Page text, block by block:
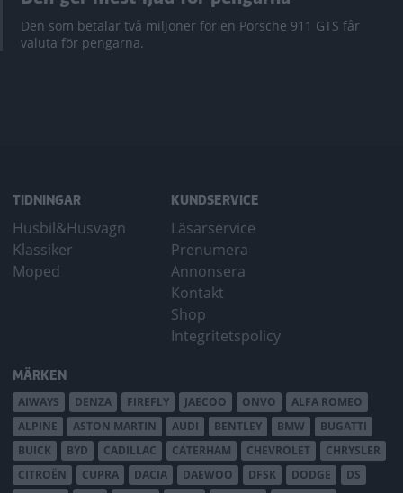
Den som betalar två miljoner för en Porsche 911 GTS får
valuta för pengarna.
TIDNINGAR
Husbil&Husvagn
Klassiker
Moped
KUNDSERVICE
Läsarservice
Prenumera
Annonsera
Kontakt
Shop
Integritetspolicy
MÄRKEN
AIWAYS DENZA FIREFLY JAECOO ONVO
ALFA ROMEO
ALPINE
ASTON MARTIN AUDI BENTLEY BMW
BUGATTI
BUICK
BYD CADILLAC CATERHAM CHEVROLET
CHRYSLER
CITROËN
CUPRA DACIA DAEWOO DFSK DODGE
DS